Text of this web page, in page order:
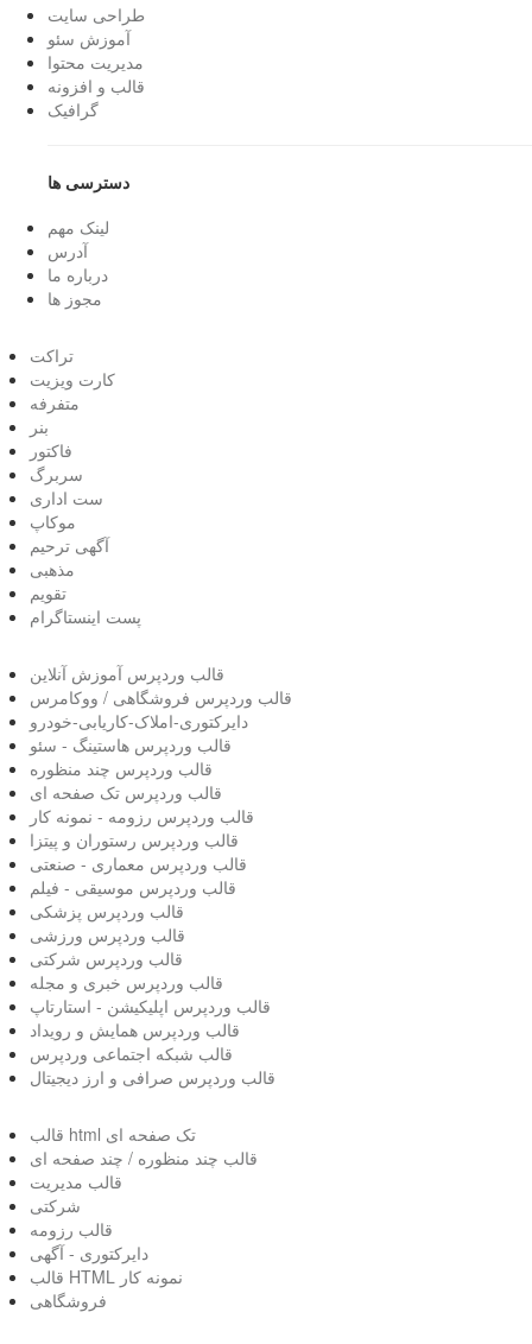
طراحی سایت
آموزش سئو
مدیریت محتوا
قالب و افزونه
گرافیک
دسترسی ها
لینک مهم
آدرس
درباره ما
مجوز ها
تراکت
کارت ویزیت
متفرفه
بنر
فاکتور
سربرگ
ست اداری
موکاپ
آگهی ترحیم
مذهبی
تقویم
پست اینستاگرام
قالب وردپرس آموزش آنلاین
قالب وردپرس فروشگاهی / ووکامرس
دایرکتوری-املاک-کاریابی-خودرو
قالب وردپرس هاستینگ - سئو
قالب وردپرس چند منظوره
قالب وردپرس تک صفحه ای
قالب وردپرس رزومه - نمونه کار
قالب وردپرس رستوران و پیتزا
قالب وردپرس معماری - صنعتی
قالب وردپرس موسیقی - فیلم
قالب وردپرس پزشکی
قالب وردپرس ورزشی
قالب وردپرس شرکتی
قالب وردپرس خبری و مجله
قالب وردپرس اپلیکیشن - استارتاپ
قالب وردپرس همایش و رویداد
قالب شبکه اجتماعی وردپرس
قالب وردپرس صرافی و ارز دیجیتال
قالب html تک صفحه ای
قالب چند منظوره / چند صفحه ای
قالب مدیریت
شرکتی
قالب رزومه
دایرکتوری - آگهی
قالب HTML نمونه کار
فروشگاهی